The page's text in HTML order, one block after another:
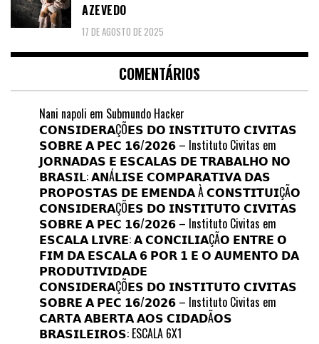
AZEVEDO
17 DE AGOSTO DE 2025
COMENTÁRIOS
Nani napoli em Submundo Hacker
𝗖𝗢𝗡𝗦𝗜𝗗𝗘𝗥𝗔ÇÕ𝗘𝗦 𝗗𝗢 𝗜𝗡𝗦𝗧𝗜𝗧𝗨𝗧𝗢 𝗖𝗜𝗩𝗜𝗧𝗔𝗦
𝗦𝗢𝗕𝗥𝗘 𝗔 𝗣𝗘𝗖 𝟭𝟲/𝟮𝟬𝟮𝟲 – Instituto Civitas em
𝗝𝗢𝗥𝗡𝗔𝗗𝗔𝗦 𝗘 𝗘𝗦𝗖𝗔𝗟𝗔𝗦 𝗗𝗘 𝗧𝗥𝗔𝗕𝗔𝗟𝗛𝗢 𝗡𝗢
𝗕𝗥𝗔𝗦𝗜𝗟: 𝗔𝗡Á𝗟𝗜𝗦𝗘 𝗖𝗢𝗠𝗣𝗔𝗥𝗔𝗧𝗜𝗩𝗔 𝗗𝗔𝗦
𝗣𝗥𝗢𝗣𝗢𝗦𝗧𝗔𝗦 𝗗𝗘 𝗘𝗠𝗘𝗡𝗗𝗔 À 𝗖𝗢𝗡𝗦𝗧𝗜𝗧𝗨𝗜ÇÃ𝗢
𝗖𝗢𝗡𝗦𝗜𝗗𝗘𝗥𝗔ÇÕ𝗘𝗦 𝗗𝗢 𝗜𝗡𝗦𝗧𝗜𝗧𝗨𝗧𝗢 𝗖𝗜𝗩𝗜𝗧𝗔𝗦
𝗦𝗢𝗕𝗥𝗘 𝗔 𝗣𝗘𝗖 𝟭𝟲/𝟮𝟬𝟮𝟲 – Instituto Civitas em
𝗘𝗦𝗖𝗔𝗟𝗔 𝗟𝗜𝗩𝗥𝗘: 𝗔 𝗖𝗢𝗡𝗖𝗜𝗟𝗜𝗔ÇÃ𝗢 𝗘𝗡𝗧𝗥𝗘 𝗢
𝗙𝗜𝗠 𝗗𝗔 𝗘𝗦𝗖𝗔𝗟𝗔 𝟲 𝗣𝗢𝗥 𝟭 𝗘 𝗢 𝗔𝗨𝗠𝗘𝗡𝗧𝗢 𝗗𝗔
𝗣𝗥𝗢𝗗𝗨𝗧𝗜𝗩𝗜𝗗𝗔𝗗𝗘
𝗖𝗢𝗡𝗦𝗜𝗗𝗘𝗥𝗔ÇÕ𝗘𝗦 𝗗𝗢 𝗜𝗡𝗦𝗧𝗜𝗧𝗨𝗧𝗢 𝗖𝗜𝗩𝗜𝗧𝗔𝗦
𝗦𝗢𝗕𝗥𝗘 𝗔 𝗣𝗘𝗖 𝟭𝟲/𝟮𝟬𝟮𝟲 – Instituto Civitas em
𝗖𝗔𝗥𝗧𝗔 𝗔𝗕𝗘𝗥𝗧𝗔 𝗔𝗢𝗦 𝗖𝗜𝗗𝗔𝗗Ã𝗢𝗦
𝗕𝗥𝗔𝗦𝗜𝗟𝗘𝗜𝗥𝗢𝗦: ESCALA 6X1